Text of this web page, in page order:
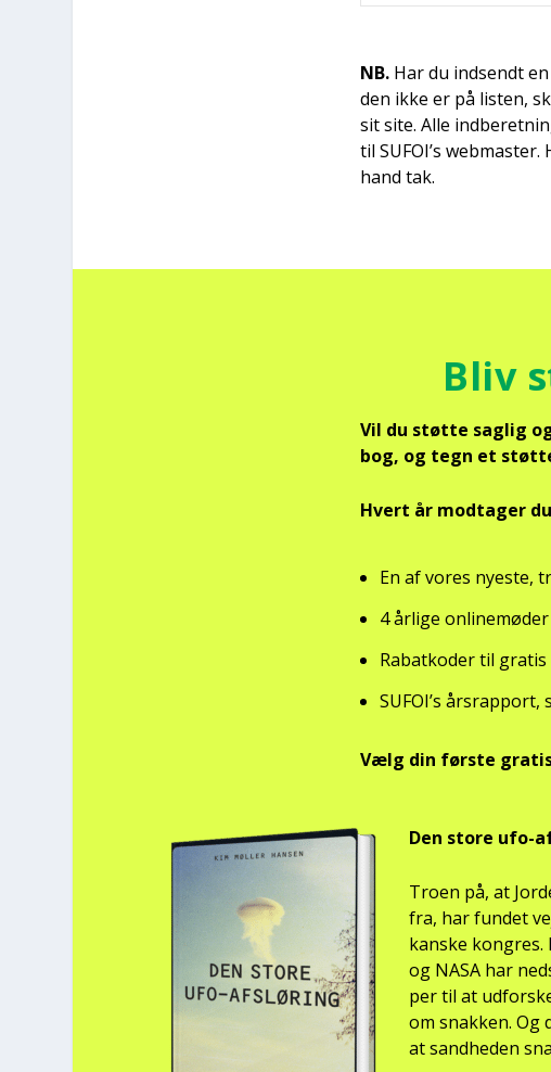
NB. Har du ind­sendt
den ikke er på listen,
sit site. Alle
til SUFOI’s
hand tak.
Bliv
Vil du støt­te sag­lig
bog, og tegn et
Hvert år mod­ta­ger
En af vores nye­ste,
4 årli­ge
Rabat­ko­der til
SUFOI’s
Vælg din før­ste
Den sto­re ufo-
Tro­en på, at
fra, har fun­det
kan­ske kon­gres.
og NASA har
per til at
om snak­ken. Og
at sand­he­den